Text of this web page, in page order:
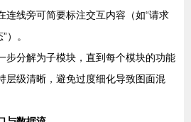
连线旁可简要标注交互内容（如“请求
）。
步分解为子模块，直到每个模块的功能
层级清晰，避免过度细化导致图面混